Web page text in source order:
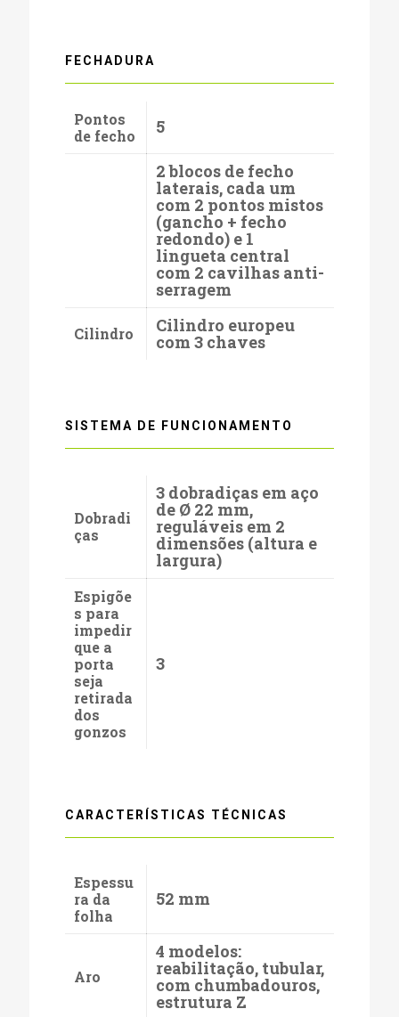
FECHADURA
Pontos
de fecho
5
2 blocos de fecho
laterais, cada um
com 2 pontos mistos
(gancho + fecho
redondo) e 1
lingueta central
com 2 cavilhas anti-
serragem
Cilindro Cilindro europeu
com 3 chaves
SISTEMA DE FUNCIONAMENTO
Dobradi
ças
3 dobradiças em aço
de Ø 22 mm,
reguláveis em 2
dimensões (altura e
largura)
Espigõe
s para
impedir
que a
porta
seja
retirada
dos
gonzos
3
CARACTERÍSTICAS TÉCNICAS
Espessu
ra da
folha
52 mm
Aro
4 modelos:
reabilitação, tubular,
com chumbadouros,
estrutura Z